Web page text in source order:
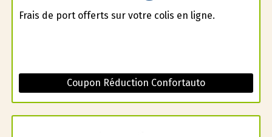
Frais de port offerts sur votre colis en ligne.
Coupon Réduction Confortauto